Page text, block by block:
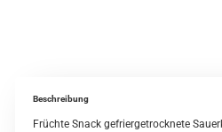
Beschreibung
Früchte Snack gefriergetrocknete